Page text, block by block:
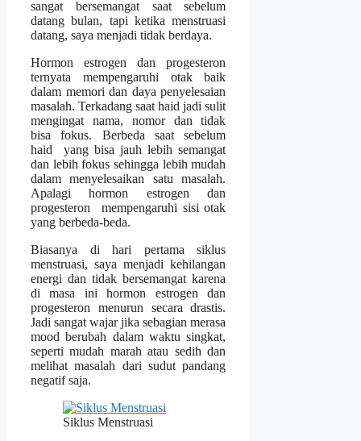
sangat bersemangat saat sebelum
datang bulan, tapi ketika menstruasi
datang, saya menjadi tidak berdaya.
Hormon estrogen dan progesteron
ternyata mempengaruhi otak baik
dalam memori dan daya penyelesaian
masalah. Terkadang saat haid jadi sulit
mengingat nama, nomor dan tidak
bisa fokus. Berbeda saat sebelum
haid yang bisa jauh lebih semangat
dan lebih fokus sehingga lebih mudah
dalam menyelesaikan satu masalah.
Apalagi hormon estrogen dan
progesteron mempengaruhi sisi otak
yang berbeda-beda.
Biasanya di hari pertama siklus
menstruasi, saya menjadi kehilangan
energi dan tidak bersemangat karena
di masa ini hormon estrogen dan
progesteron menurun secara drastis.
Jadi sangat wajar jika sebagian merasa
mood berubah dalam waktu singkat,
seperti mudah marah atau sedih dan
melihat masalah dari sudut pandang
negatif saja.
Siklus Menstruasi